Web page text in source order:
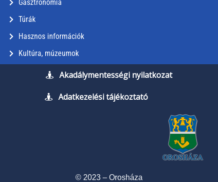
Gasztronómia
Túrák
Hasznos információk
Kultúra, múzeumok
Akadálymentességi nyilatkozat
Adatkezelési tájékoztató
© 2023 – Orosháza